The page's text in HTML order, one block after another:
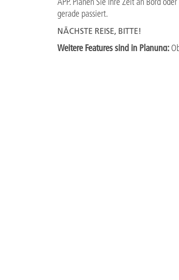
gerade passiert.
NÄCHSTE REISE, BITTE!
Weitere Features sind in Planung: